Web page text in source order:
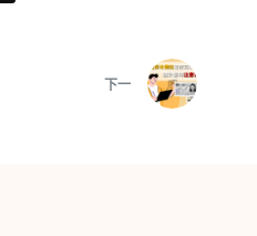
下一